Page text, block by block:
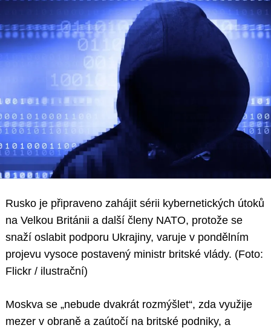
Rusko je připraveno zahájit sérii kybernetických útoků
na Velkou Británii a další členy NATO, protože se
snaží oslabit podporu Ukrajiny, varuje v pondělním
projevu vysoce postavený ministr britské vlády. (Foto:
Flickr / ilustrační)
Moskva se „nebude dvakrát rozmýšlet“, zda využije
mezer v obraně a zaútočí na britské podniky, a